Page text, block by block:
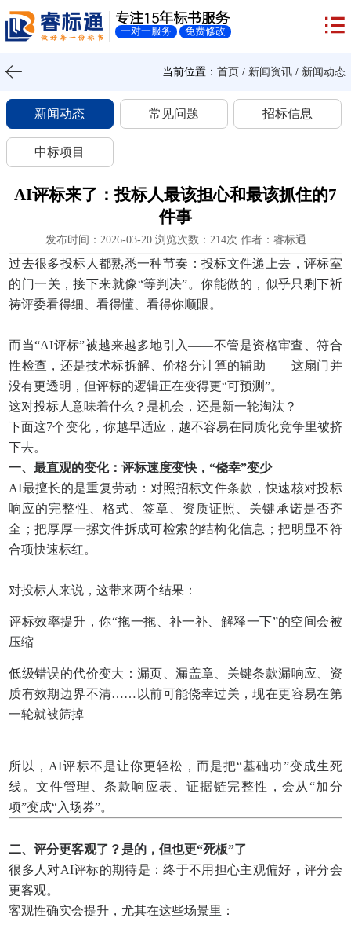
专注15年标书服务
一对一服务 免费修改
当前位置： 首页 / 新闻资讯 / 新闻动态
新闻动态 常见问题 招标信息
中标项目
AI评标来了：投标人最该担心和最该抓住的7
件事
发布时间：2026-03-20 浏览次数：214次 作者：睿标通
过去很多投标人都熟悉一种节奏：投标文件递上去，评标室
的门一关，接下来就像“等判决”。你能做的，似乎只剩下祈
祷评委看得细、看得懂、看得你顺眼。
而当“AI评标”被越来越多地引入——不管是资格审查、符合
性检查，还是技术标拆解、价格分计算的辅助——这扇门并
没有更透明，但评标的逻辑正在变得更“可预测”。
这对投标人意味着什么？是机会，还是新一轮淘汰？
下面这7个变化，你越早适应，越不容易在同质化竞争里被挤
下去。
一、最直观的变化：评标速度变快，“侥幸”变少
AI最擅长的是重复劳动：对照招标文件条款，快速核对投标
响应的完整性、格式、签章、资质证照、关键承诺是否齐
全；把厚厚一摞文件拆成可检索的结构化信息；把明显不符
合项快速标红。
对投标人来说，这带来两个结果：
评标效率提升，你“拖一拖、补一补、解释一下”的空间会被
压缩
低级错误的代价变大：漏页、漏盖章、关键条款漏响应、资
质有效期边界不清……以前可能侥幸过关，现在更容易在第
一轮就被筛掉
所以，AI评标不是让你更轻松，而是把“基础功”变成生死
线。文件管理、条款响应表、证据链完整性，会从“加分
项”变成“入场券”。
二、评分更客观了？是的，但也更“死板”了
很多人对AI评标的期待是：终于不用担心主观偏好，评分会
更客观。
客观性确实会提升，尤其在这些场景里：